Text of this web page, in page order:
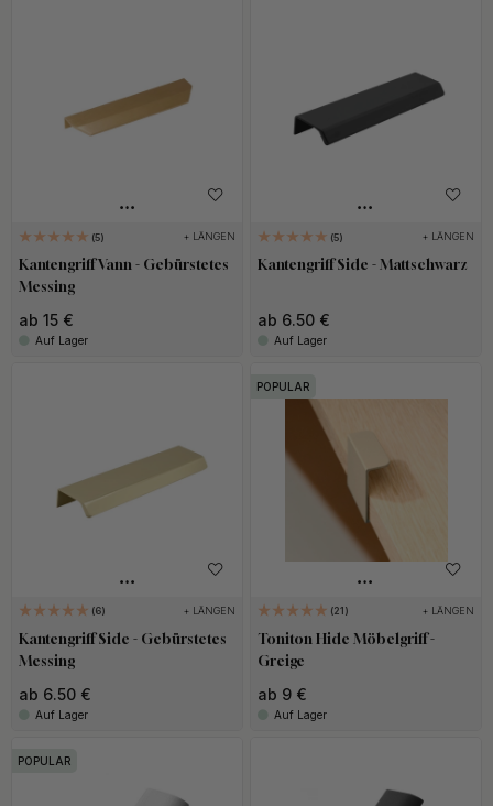
5 + LÄNGEN
Kantengriff Vann - Gebürstetes
Messing
ab 15 €
Auf Lager
5 + LÄNGEN
Kantengriff Side - Mattschwarz
ab 6.50 €
Auf Lager
6 + LÄNGEN
Kantengriff Side - Gebürstetes
Messing
ab 6.50 €
Auf Lager
POPULAR
21 + LÄNGEN
Toniton Hide Möbelgriff -
Greige
ab 9 €
Auf Lager
POPULAR